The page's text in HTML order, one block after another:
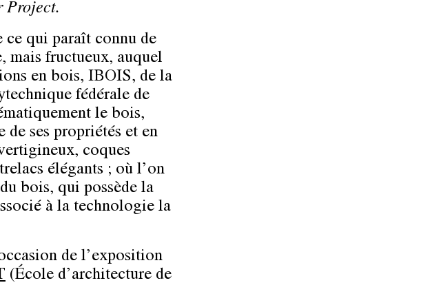
Project.
ce qui paraît connu de
mais fructueux, auquel
en bois, IBOIS, de la
fédérale de
le bois,
de ses propriétés et en
coques
élégants ; où l’on
bois, qui possède la
à la technologie la
de l’exposition
(École d’architecture de